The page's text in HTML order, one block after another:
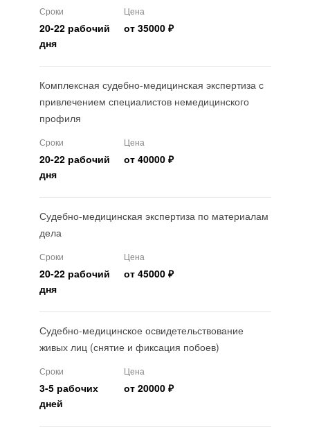
Сроки
20-22 рабочий
дня
Цена
от 35000 ₽
Комплексная судебно-медицинская экспертиза с
привлечением специалистов немедицинского
профиля
Сроки
20-22 рабочий
дня
Цена
от 40000 ₽
Судебно-медицинская экспертиза по материалам
дела
Сроки
20-22 рабочий
дня
Цена
от 45000 ₽
Судебно-медицинское освидетельствование
живых лиц (снятие и фиксация побоев)
Сроки
3-5 рабочих
дней
Цена
от 20000 ₽